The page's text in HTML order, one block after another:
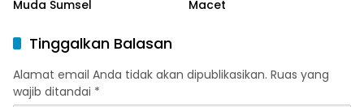
Muda Sumsel
Macet
Tinggalkan Balasan
Alamat email Anda tidak akan dipublikasikan. Ruas yang
wajib ditandai *